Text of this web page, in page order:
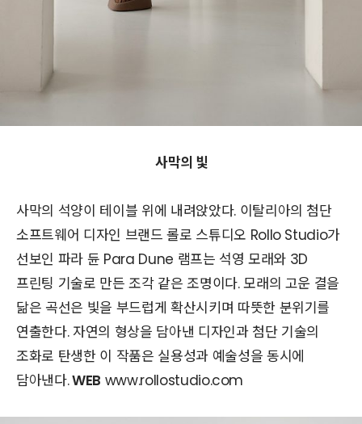
사막의 빛
사막의 석양이 테이블 위에 내려앉았다. 이탈리아의 첨단
소프트웨어 디자인 브랜드 롤로 스튜디오 Rollo Studio가
선보인 파라 듄 Para Dune 램프는 석영 모래와 3D
프린팅 기술로 만든 조각 같은 조명이다. 모래의 고운 결을
닮은 곡선은 빛을 부드럽게 확산시키며 따뜻한 분위기를
연출한다. 자연의 형상을 담아낸 디자인과 첨단 기술의
조화로 탄생한 이 작품은 실용성과 예술성을 동시에
담아낸다.WEB www.rollostudio.com